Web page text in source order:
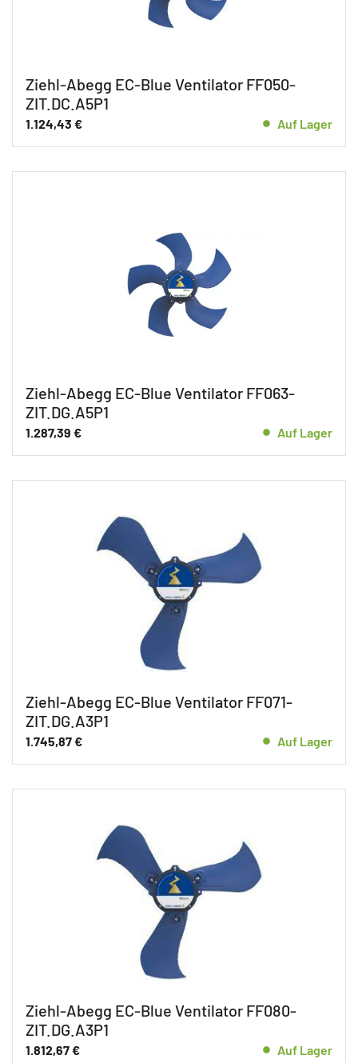
Ziehl-Abegg EC-Blue Ventilator FF050-
ZIT.DC.A5P1
1.124,43 € Auf Lager
Ziehl-Abegg EC-Blue Ventilator FF063-
ZIT.DG.A5P1
1.287,39 € Auf Lager
Ziehl-Abegg EC-Blue Ventilator FF071-
ZIT.DG.A3P1
1.745,87€ Auf Lager
Ziehl-Abegg EC-Blue Ventilator FF080-
ZIT.DG.A3P1
1.812,67€ Auf Lager